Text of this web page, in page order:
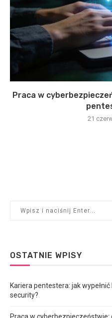
Praca w
21
OSTATNIE WPISY
Kariera pentestera: jak
security?